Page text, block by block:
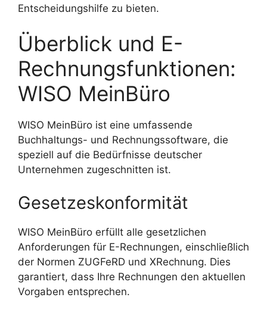
Entscheidungshilfe zu bieten.
Überblick und E-
Rechnungsfunktionen:
WISO MeinBüro
WISO MeinBüro ist eine umfassende
Buchhaltungs- und Rechnungssoftware, die
speziell auf die Bedürfnisse deutscher
Unternehmen zugeschnitten ist.
Gesetzeskonformität
WISO MeinBüro erfüllt alle gesetzlichen
Anforderungen für E-Rechnungen, einschließlich
der Normen ZUGFeRD und XRechnung. Dies
garantiert, dass Ihre Rechnungen den aktuellen
Vorgaben entsprechen.